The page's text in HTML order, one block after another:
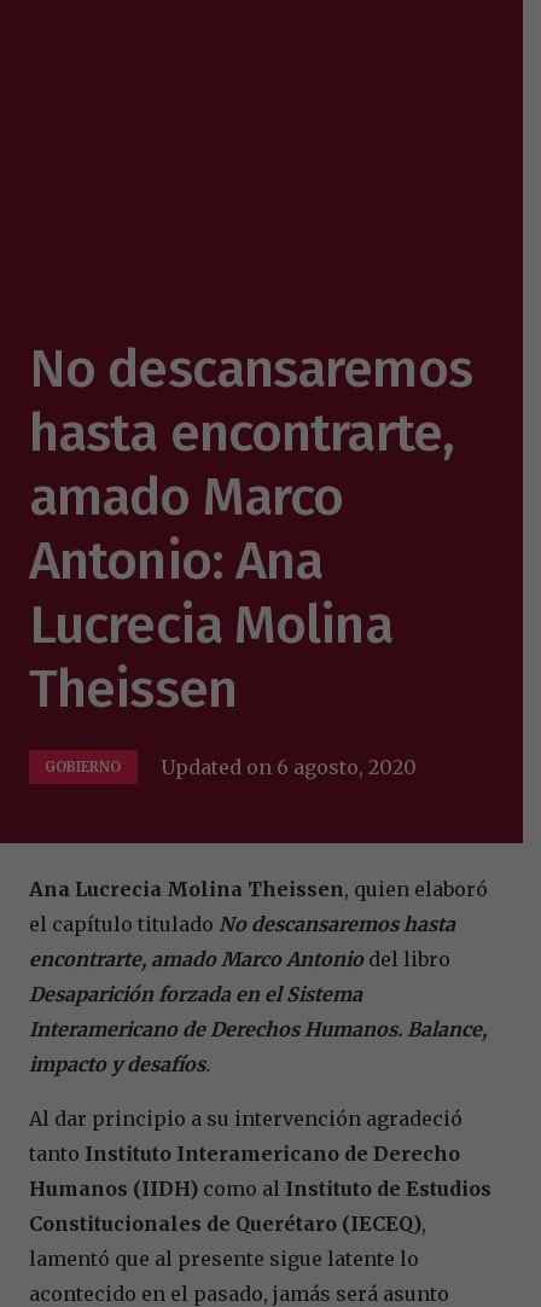
No descansaremos
hasta encontrarte,
amado Marco
Antonio: Ana
Lucrecia Molina
Theissen
GOBIERNO Updated on 6 agosto, 2020
Ana Lucrecia Molina Theissen, quien elaboró
el capítulo titulado No descansaremos hasta
encontrarte, amado Marco Antoniodel libro
Desaparición forzada en el Sistema
Interamericano de Derechos Humanos. Balance,
impacto y desafíos.
Al dar principio a su intervención agradeció
tanto Instituto Interamericano de Derecho
Humanos (IIDH) como al Instituto de Estudios
Constitucionales de Querétaro (IECEQ),
lamentó que al presente sigue latente lo
acontecido en el pasado, jamás será asunto